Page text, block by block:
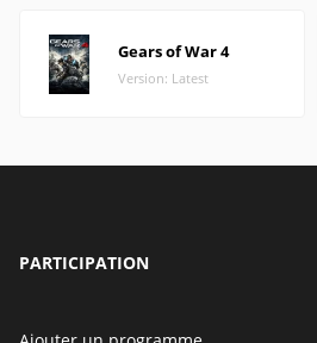
Gears of War 4
Version: Latest
PARTICIPATION